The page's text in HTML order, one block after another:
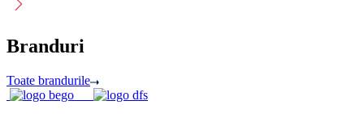
Branduri
Toate brandurile